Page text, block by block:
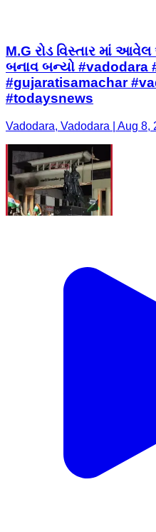
M.G રોડ વિસ્તાર માં
બનાવ બન્યો #vadodara
#gujaratisamachar
#todaysnews
Vadodara, Vadodara | Aug 8,